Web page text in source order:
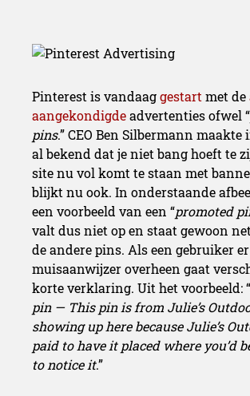
Pinterest is vandaaggestart met de
aangekondigdeadvertenties ofwel “
pins.” CEO Ben Silbermann maakte
al bekend dat je niet bang hoeft te
site nu vol komt te staan met
blijkt nu ook. In onderstaande
een voorbeeld van een “promoted
valt dus niet op en staat gewoon
de andere pins. Als een gebruiker
muisaanwijzer overheen gaat
korte verklaring. Uit het voorbeeld: “
pin — This pin is from Julie’s
showing up here because Julie’s
paid to have it placed where you’d
to notice it.”